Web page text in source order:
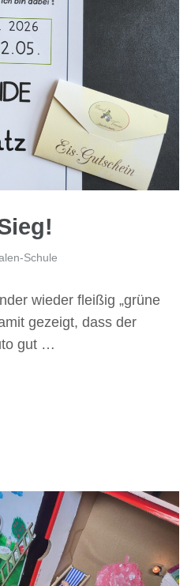
Schule
wieder fleißig „grüne
gezeigt, dass der
gut …